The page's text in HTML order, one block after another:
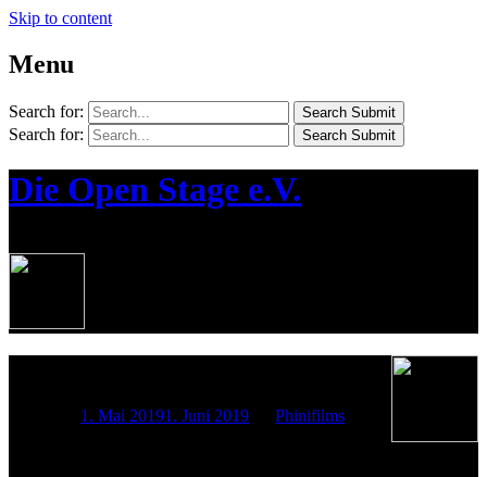
Skip to content
Menu
Search for: Search Submit
Search for: Search Submit
Die Open Stage e.V.
1. Mai 20191. Juni 2019 Phinifilms